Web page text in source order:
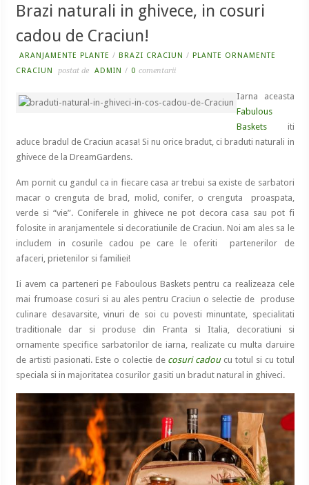
Brazi naturali in ghivece, in cosuri
cadou de Craciun!
ARANJAMENTE PLANTE / BRAZI CRACIUN / PLANTE ORNAMENTE
CRACIUN
postat de ADMIN / 0comentarii
Iarna aceasta
Fabulous
Baskets iti
aduce bradul de Craciun acasa! Si nu orice bradut, ci braduti naturali in
ghivece de la DreamGardens.
Am pornit cu gandul ca in fiecare casa ar trebui sa existe de sarbatori
macar o crenguta de brad, molid, conifer, o crenguta proaspata,
verde si “vie”. Coniferele in ghivece ne pot decora casa sau pot fi
folosite in aranjamentele si decoratiunile de Craciun. Noi am ales sa le
includem in cosurile cadou pe care le oferiti partenerilor de
afaceri, prietenilor si familiei!
Ii avem ca parteneri pe Faboulous Baskets pentru ca realizeaza cele
mai frumoase cosuri si au ales pentru Craciun o selectie de produse
culinare desavarsite, vinuri de soi cu povesti minuntate, specialitati
traditionale dar si produse din Franta si Italia, decoratiuni si
ornamente specifice sarbatorilor de iarna, realizate cu multa daruire
de artisti pasionati. Este o colectie de cosuri cadou cu totul si cu totul
speciala si in majoritatea cosurilor gasiti un bradut natural in ghiveci.